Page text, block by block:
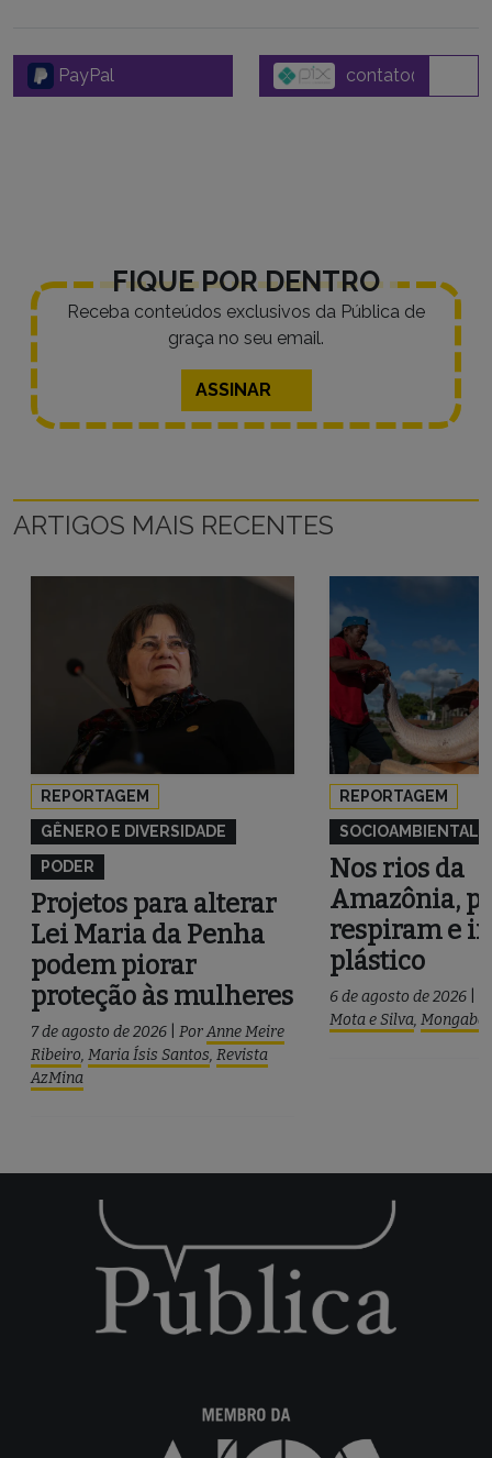
PayPal
FIQUE POR DENTRO
Receba conteúdos exclusivos da Pública de
graça no seu email.
ASSINAR
ARTIGOS MAIS RECENTES
REPORTAGEM
GÊNERO E DIVERSIDADE
PODER
Projetos para alterar
Lei Maria da Penha
podem piorar
proteção às mulheres
7 de agosto de 2026 PorAnne Meire
Ribeiro, Maria Ísis Santos, Revista
AzMina
REPORTAGEM
SOCIOAMBIENTAL
Nos rios da
Amazônia,
respiram e
plástico
6 de agosto de 2026
Mota e Silva,